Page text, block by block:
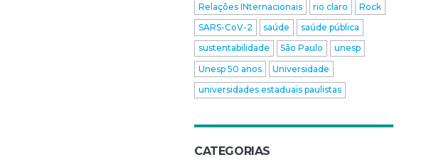
Relações INternacionais
rio claro
Rock
SARS-CoV-2
saúde
saúde pública
sustentabilidade
São Paulo
unesp
Unesp 50 anos
Universidade
universidades estaduais paulistas
CATEGORIAS